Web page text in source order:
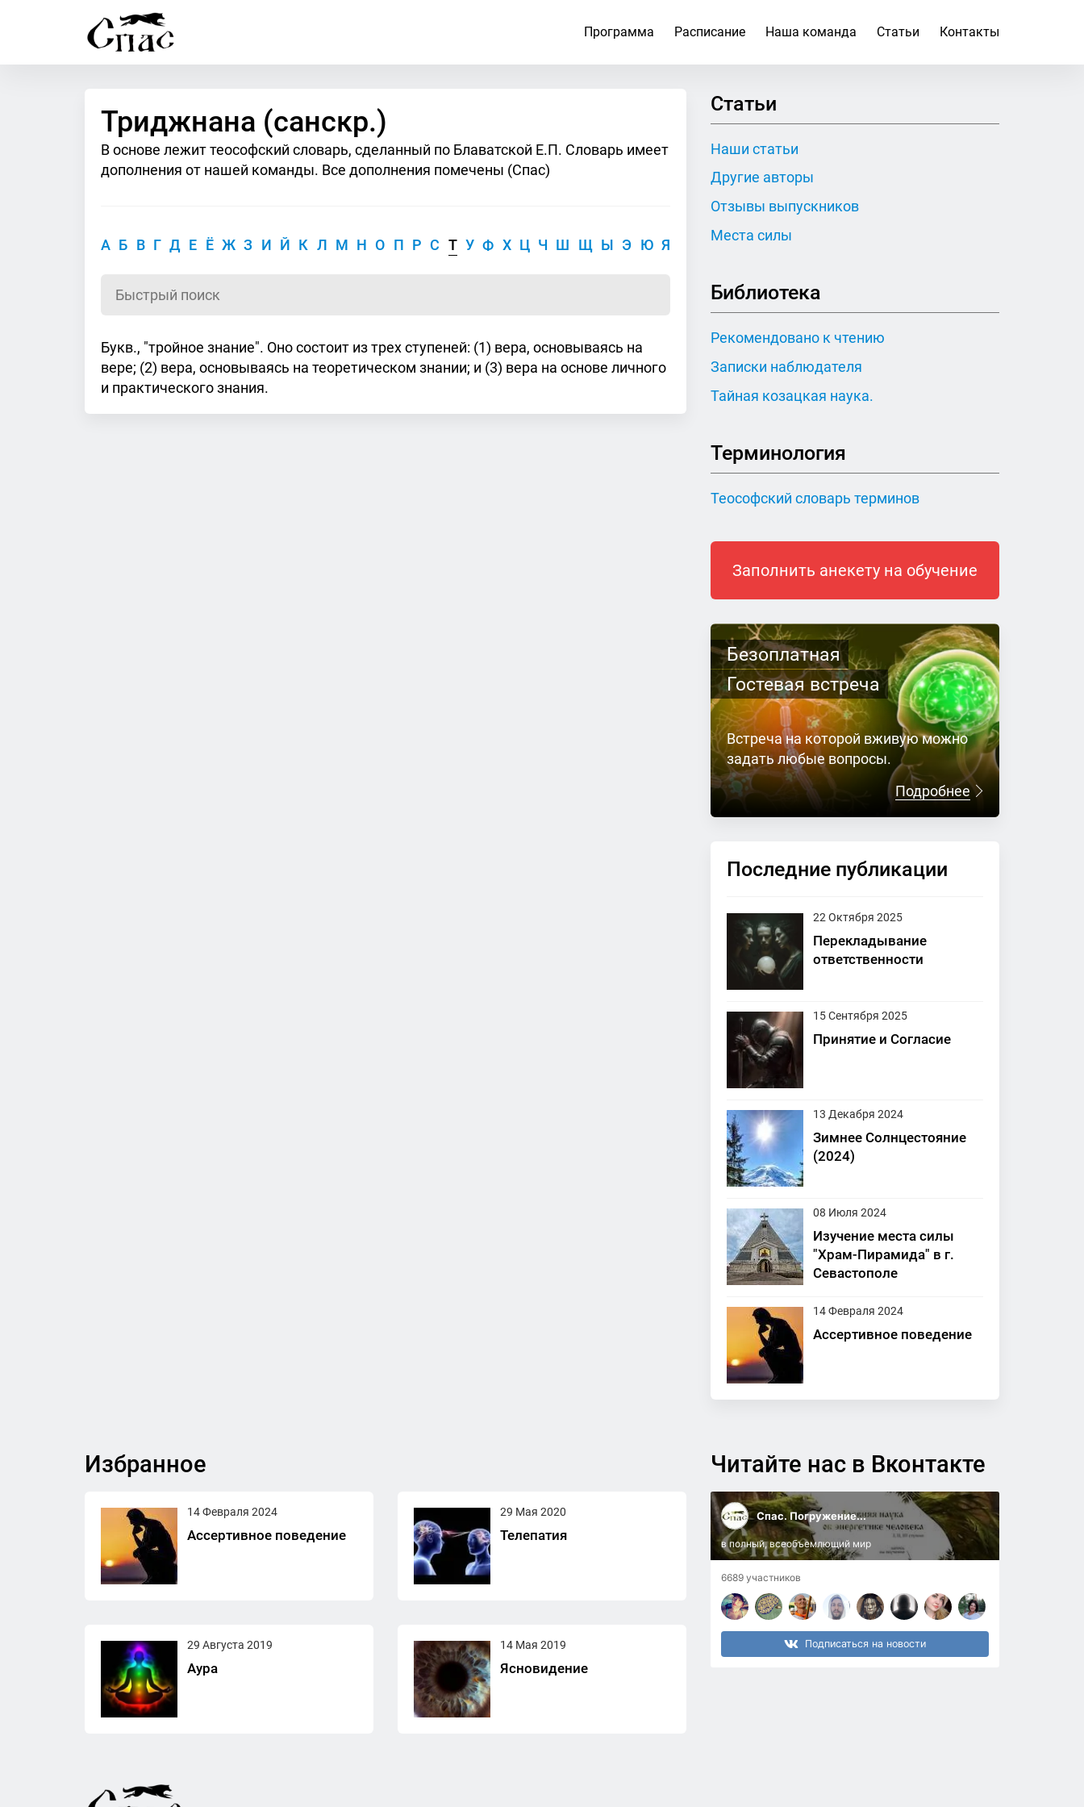
Программа Расписание Наша команда Статьи Контакты
Триджнана (санскр.)
В основе лежит теософский словарь, сделанный по Блаватской Е.П. Словарь имеет
дополнения от нашей команды. Все дополнения помечены (Спас)
А Б В Г Д Е Ё Ж З И Й К Л М Н О П Р С Т У Ф Х Ц Ч Ш Щ Ы Э Ю Я
Букв., "тройное знание". Оно состоит из трех ступеней: (1) вера, основываясь на
вере; (2) вера, основываясь на теоретическом знании; и (3) вера на основе личного
и практического знания.
Статьи
Наши статьи
Другие авторы
Отзывы выпускников
Места силы
Библиотека
Рекомендовано к чтению
Записки наблюдателя
Тайная козацкая наука.
Терминология
Теософский словарь терминов
Заполнить анекету на обучение
Безоплатная
Гостевая встреча
Встреча на которой вживую можно
задать любые вопросы.
Подробнее
Последние публикации
22 Октября 2025
Перекладывание
ответственности
15 Сентября 2025
Принятие и Согласие
13 Декабря 2024
Зимнее Солнцестояние
(2024)
08 Июля 2024
Изучение места силы
"Храм-Пирамида" в г.
Севастополе
14 Февраля 2024
Ассертивное поведение
Избранное
14 Февраля 2024
Ассертивное поведение
29 Мая 2020
Телепатия
29 Августа 2019
Аура
14 Мая 2019
Ясновидение
Читайте нас в Вконтакте
Спас. Погружение...
в полный, всеобъемлющий мир
6689 участников
Подписаться на новости